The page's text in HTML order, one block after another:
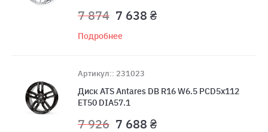
7 874 7 638 ₴
Подробнее
Артикул:: 231023
Диск ATS Antares DB R16 W6.5 PCD5x112
ET50 DIA57.1
7 926 7 688 ₴